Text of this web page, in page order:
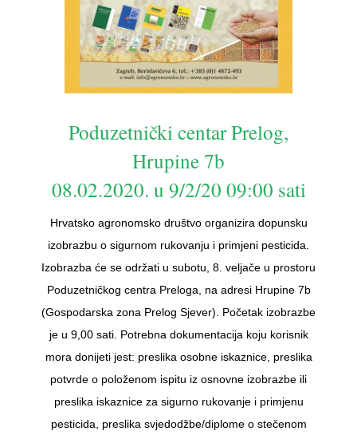
Poduzetnički centar Prelog,
Hrupine 7b
08.02.2020. u 9/2/20 09:00 sati
Hrvatsko agronomsko društvo organizira dopunsku
izobrazbu o sigurnom rukovanju i primjeni pesticida.
Izobrazba će se održati u subotu, 8. veljače u prostoru
Poduzetničkog centra Preloga, na adresi Hrupine 7b
(Gospodarska zona Prelog Sjever). Početak izobrazbe
je u 9,00 sati. Potrebna dokumentacija koju korisnik
mora donijeti jest: preslika osobne iskaznice, preslika
potvrde o položenom ispitu iz osnovne izobrazbe ili
preslika iskaznice za sigurno rukovanje i primjenu
pesticida, preslika svjedodžbe/diplome o stečenom